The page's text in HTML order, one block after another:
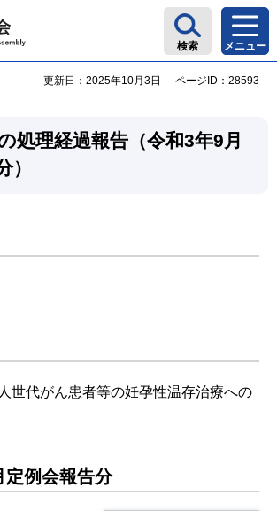
検索 メニュー
更新日：2025年10月3日 ページID：28593
処理経過報告（令和3年9月
）
世代がん患者等の妊孕性温存治療への
定例会報告分